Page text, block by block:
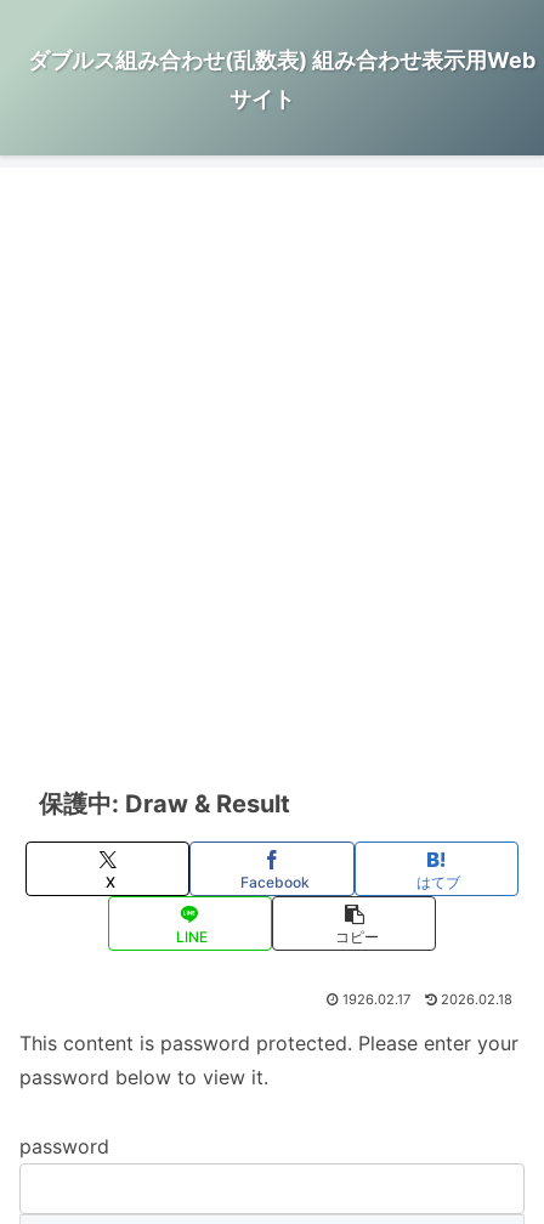
ダブルス組み合わせ(乱数表) 組み合わせ表示用Web
サイト
保護中: Draw & Result
X Facebook はてブ
LINE コピー
1926.02.17 2026.02.18
This content is password protected. Please enter your
password below to view it.
password